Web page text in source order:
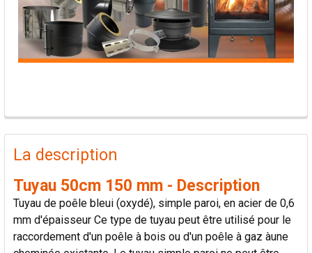
PRODUITS
FRÉQUEMMENT
ACHETÉS
TOUT
SÉLECTIONNER
La description
Tuyau 50cm 150 mm - Description
Tuyau de poêle bleui (oxydé), simple paroi, en acier de 0,6
mm d'épaisseur Ce type de tuyau peut être utilisé pour le
raccordement d'un poêle à bois ou d'un poêle à gaz àune